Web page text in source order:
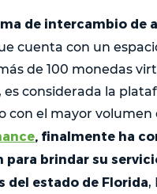
de intercambio de
cuenta con un
de 100 monedas
es considerada la
con el mayor volumen
, finalmente ha
para brindar su
del estado de Florida,